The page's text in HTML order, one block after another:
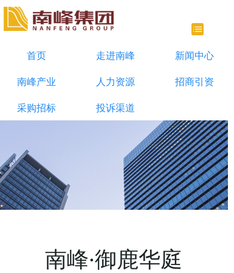
首页 走进南峰
人力资源
投诉渠道
新闻中心
南峰产业 招商引资
采购招标
南峰·御鹿华庭